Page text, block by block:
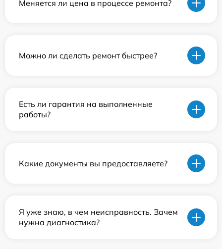
Меняется ли цена в процессе ремонта?
Можно ли сделать ремонт быстрее?
Есть ли гарантия на выполненные
работы?
Какие документы вы предоставляете?
Я уже знаю, в чем неисправность. Зачем
нужна диагностика?